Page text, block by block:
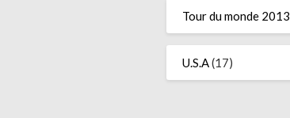
Tour du monde 2013
U.S.A(17)